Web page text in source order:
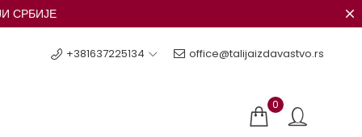
СРБИЈЕ
+381637225134 office@talijaizdavastvo.rs
0